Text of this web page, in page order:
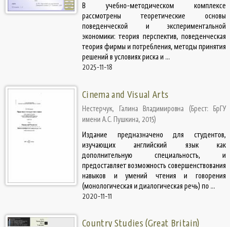
В учебно-методическом комплексе
рассмотрены теоретические основы
поведенческой и экспериментальной
экономики: теория перспектив, поведенческая
теория фирмы и потребления, методы принятия
решений в условиях риска и ...
2025-11-18
Cinema and Visual Arts
Нестерчук, Галина Владимировна (Брест: БрГУ
имени А.С. Пушкина, 2015)
Издание предназначено для студентов,
изучающих английский язык как
дополнительную специальность, и
предоставляет возможность совершенство­вания
навыков и умений чтения и говорения
(монологическая и диалогическая речь) по ...
2020-11-11
Country Studies (Great Britain)